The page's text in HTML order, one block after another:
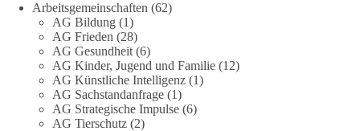
Stimmen der dieBasis – heute mit dem „Demokratie-Bestatter“
Die Energiewende ist bisher kein Erfolg, sondern ein teures,
ineffizientes Unterfangen. Dies belegt eine Auswertung der
NZZ, wonach die Energiewende den Strom nicht billiger,
sondern teurer gemacht hat.
Arbeitsgemeinschaften (62)
AG Bildung (1)
AG Frieden (28)
AG Gesundheit (6)
AG Kinder, Jugend und Familie (12)
AG Künstliche Intelligenz (1)
AG Sachstandanfrage (1)
AG Strategische Impulse (6)
AG Tierschutz (2)